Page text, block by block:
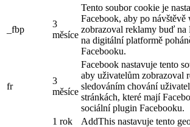
_fbp
3
měsíce
Tento soubor cookie je
Facebook, aby po návštěvě
zobrazoval reklamy buď na
na digitální platformě
Facebooku.
fr
3
měsíce
Facebook nastavuje tento
aby uživatelům zobrazoval
sledováním chování
stránkách, které mají
sociální plugin Facebooku.
1 rok
AddThis nastavuje tento